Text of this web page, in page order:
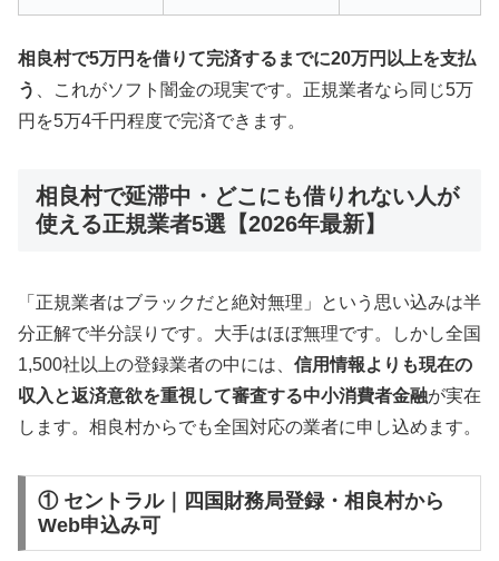
相良村で5万円を借りて完済するまでに20万円以上を支払
う
、これがソフト闇金の現実です。正規業者なら同じ5万
円を5万4千円程度で完済できます。
相良村で延滞中・どこにも借りれない人が
使える正規業者5選【2026年最新】
「正規業者はブラックだと絶対無理」という思い込みは半
分正解で半分誤りです。大手はほぼ無理です。しかし全国
1,500社以上の登録業者の中には、 信用情報よりも現在の
収入と返済意欲を重視して審査する中小消費者金融が実在
します。相良村からでも全国対応の業者に申し込めます。
① セントラル｜四国財務局登録・相良村から
Web申込み可